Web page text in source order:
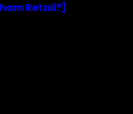
Retail?]